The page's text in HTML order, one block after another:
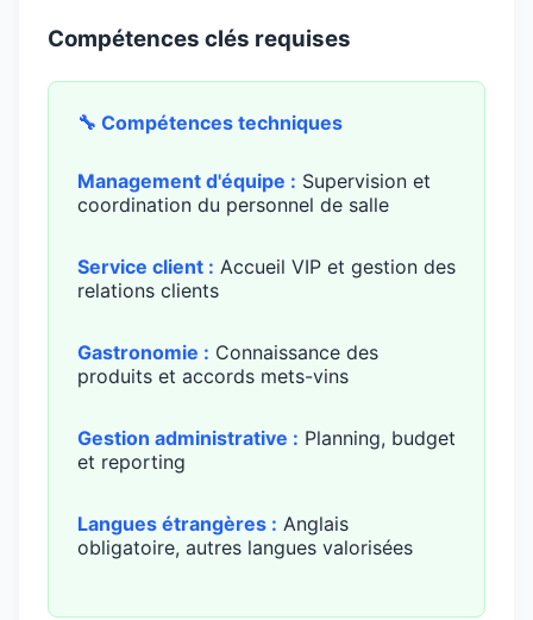
Compétences clés requises
🔧 Compétences techniques
Management d'équipe : Supervision et
coordination du personnel de salle
Service client : Accueil VIP et gestion des
relations clients
Gastronomie : Connaissance des
produits et accords mets-vins
Gestion administrative : Planning, budget
et reporting
Langues étrangères : Anglais
obligatoire, autres langues valorisées